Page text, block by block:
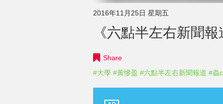
2016年11月25日 星期五
《六點半左右新聞
Share
#大學 #黃慘盈 #六點半左右新聞報道 #蟲